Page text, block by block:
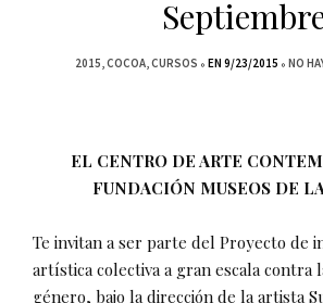
2015 COCOA CURSOS EN 9/23/2015 NO
EL CENTRO DE ARTE
FUNDACIÓN MUSEOS DE
Te invitan a ser parte del Proyecto de
artística colectiva a gran escala contra
género, bajo la dirección de la artista